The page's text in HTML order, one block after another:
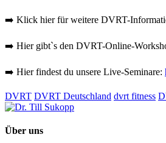
➡️ Klick hier für weitere DVRT-
➡️ Hier gibt`s den DVRT-Online-
➡️ Hier findest du unsere Live-Seminare:
DVRT DVRT Deutschland dvrt fitness
Über uns